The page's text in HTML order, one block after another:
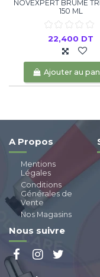
NOVEXPERT BRUME
150 ML
22,400 DT
Ajouter au
A Propos
Mentions
Légales
Conditions
Générales de
Vente
Nos Magasins
Nous suivre